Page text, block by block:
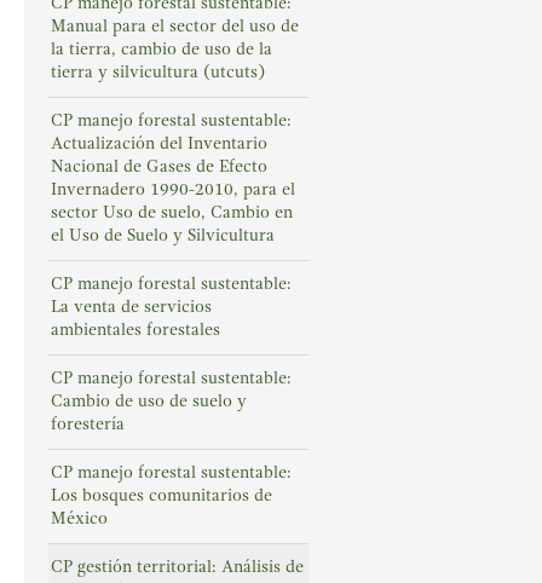
CP manejo forestal sustentable:
Manual para el sector del uso de
la tierra, cambio de uso de la
tierra y silvicultura (utcuts)
CP manejo forestal sustentable:
Actualización del Inventario
Nacional de Gases de Efecto
Invernadero 1990-2010, para el
sector Uso de suelo, Cambio en
el Uso de Suelo y Silvicultura
CP manejo forestal sustentable:
La venta de servicios
ambientales forestales
CP manejo forestal sustentable:
Cambio de uso de suelo y
forestería
CP manejo forestal sustentable:
Los bosques comunitarios de
México
CP gestión territorial: Análisis de